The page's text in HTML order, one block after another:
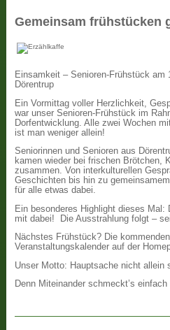
Gemeinsam frühstücken
Einsamkeit – Senioren-Frühstück am
Dörentrup
Ein Vormittag voller Herzlichkeit,
war unser Senioren-Frühstück im
Dorfentwicklung. Alle zwei Wochen
ist man weniger allein!
Seniorinnen und Senioren aus
kamen wieder bei frischen Brötchen,
zusammen. Von interkulturellen
Geschichten bis hin zu
für alle etwas dabei.
Ein besonderes Highlight dieses Mal:
mit dabei! Die Ausstrahlung folgt –
Nächstes Frühstück? Die
Veranstaltungskalender auf der
Unser Motto: Hauptsache nicht allein
Denn Miteinander schmeckt’s einfach